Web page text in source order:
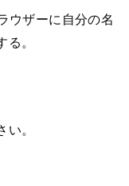
ウザーに自分の名
。
い。